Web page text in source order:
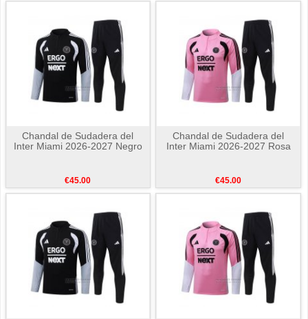
Chandal de Sudadera del
Inter Miami 2026-2027 Negro
€45.00
Chandal de Sudadera del
Inter Miami 2026-2027 Rosa
€45.00